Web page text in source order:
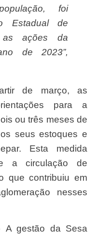
foi
Estadual de
ações da
de 2023”,
de março, as
para a
ou três meses de
seus estoques e
Esta medida
a circulação de
que contribuiu em
nesses
A gestão da Sesa